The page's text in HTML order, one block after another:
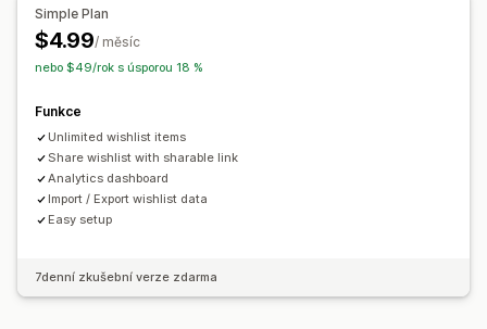
Import a export
Přizpůsobení
Simple Plan
$4.99/ měsíc
nebo $49/rok s úsporou 18 %
Funkce
Unlimited wishlist items
Share wishlist with sharable link
Analytics dashboard
Import / Export wishlist data
Easy setup
7denní zkušební verze zdarma